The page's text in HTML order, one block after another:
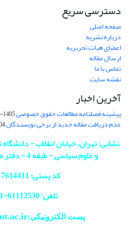
دسترسی سریع
صفحه اصلی
درباره نشریه
اعضای هیات تحریریه
ارسال مقاله
تماس با ما
نقشه سایت
آخرین اخبار
پیشینه فصلنامه مطالعات حقوق خصوصی1405-01-01
عدم دریافت مقاله جدید از برخی نویسندگان20
نشانی: تهران، خیابان انقلاب -
و علوم سیاسی - طبقه 4 - دفتر مجله - اتاق 413
کد پستی: 1417614411
تلفن: 61112530-
پست الکترونیکی:lawmag